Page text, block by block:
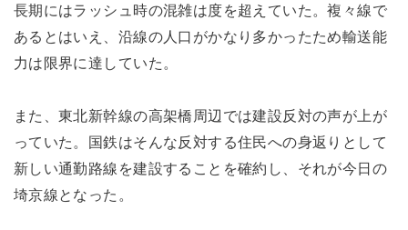
長期にはラッシュ時の混雑は度を超えていた。複々線で
あるとはいえ、沿線の人口がかなり多かったため輸送能
力は限界に達していた。
また、東北新幹線の高架橋周辺では建設反対の声が上が
っていた。国鉄はそんな反対する住民への身返りとして
新しい通勤路線を建設することを確約し、それが今日の
埼京線となった。